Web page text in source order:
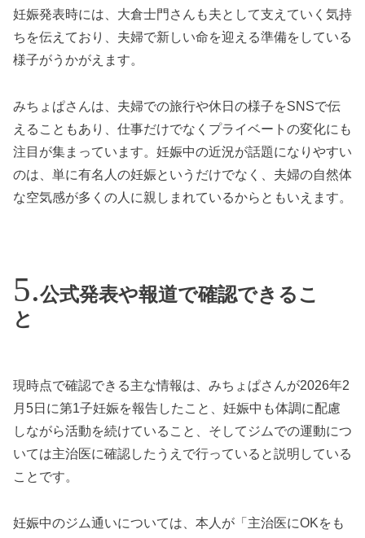
妊娠発表時には、大倉士門さんも夫として支えていく気持
ちを伝えており、夫婦で新しい命を迎える準備をしている
様子がうかがえます。
みちょぱさんは、夫婦での旅行や休日の様子をSNSで伝
えることもあり、仕事だけでなくプライベートの変化にも
注目が集まっています。妊娠中の近況が話題になりやすい
のは、単に有名人の妊娠というだけでなく、夫婦の自然体
な空気感が多くの人に親しまれているからともいえます。
公式発表や報道で確認できるこ
と
現時点で確認できる主な情報は、みちょぱさんが2026年2
月5日に第1子妊娠を報告したこと、妊娠中も体調に配慮
しながら活動を続けていること、そしてジムでの運動につ
いては主治医に確認したうえで行っていると説明している
ことです。
妊娠中のジム通いについては、本人が「主治医にOKをも